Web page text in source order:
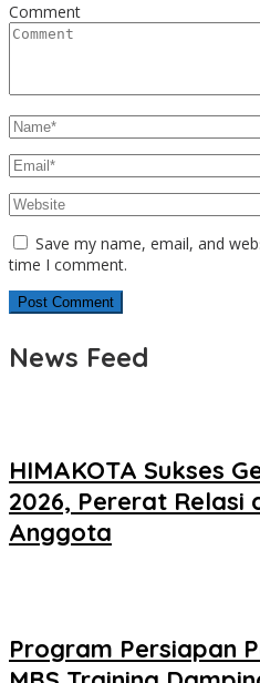
Comment
Save my name, email, and
time I comment.
News Feed
HIMAKOTA Sukses
2026, Pererat Relasi
Anggota
Program Persiapan